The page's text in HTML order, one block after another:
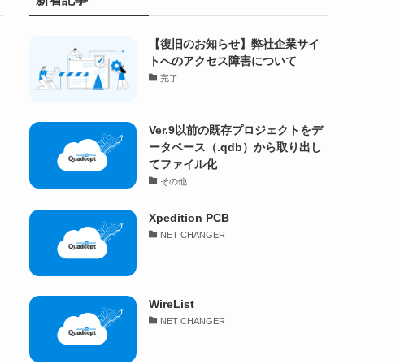
【復旧のお知らせ】弊社企業サイ
トへのアクセス障害について
完了
Ver.9以前の既存プロジェクトをデ
ータベース（.qdb）から取り出し
てファイル化
その他
Xpedition PCB
NET CHANGER
WireList
NET CHANGER